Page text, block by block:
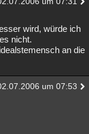
wird, würde ich
nicht.
an die
um 07:53